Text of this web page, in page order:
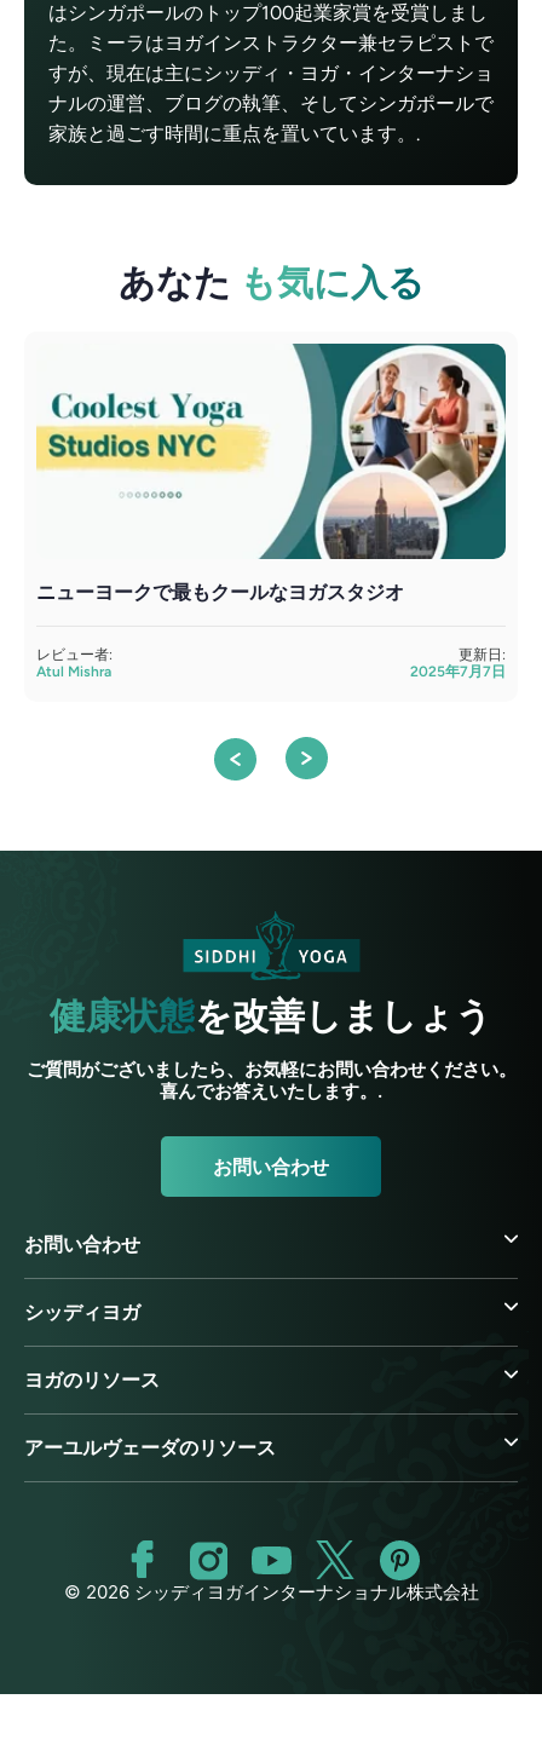
はシンガポールのトップ100起業家賞を受賞しまし
た。ミーラはヨガインストラクター兼セラピストで
すが、現在は主にシッディ・ヨガ・インターナショ
ナルの運営、ブログの執筆、そしてシンガポールで
家族と過ごす時間に重点を置いています。.
あなた も気に入る
ニューヨークで最もクールなヨガスタジオ
レビュー者:
Atul Mishra
更新日:
2025年7月7日
健康状態を改善しましょう
ご質問がございましたら、お気軽にお問い合わせください。
喜んでお答えいたします。.
お問い合わせ
お問い合わせ
シッディヨガ
ヨガのリソース
アーユルヴェーダのリソース
© 2026 シッディヨガインターナショナル株式会社